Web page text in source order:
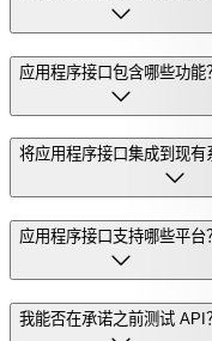
应用程序接口包含哪些功能？
将应用程序接口集成到现有
应用程序接口支持哪些平台？
我能否在承诺之前测试 API？